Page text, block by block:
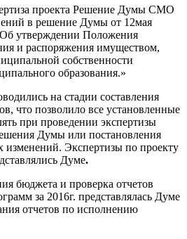
проекта Решение Думы СМО
в решение Думы от 12мая
утверждении Положения
и распоряжения имуществом,
собственности
образования.»
на стадии составления
что позволило все установленные
при проведении экспертизы
Думы или постановления
изменений. Экспертизы по проекту
Думе.
бюджета и проверка отчетов
за 2016г. представлялась Думе
отчетов по исполнению